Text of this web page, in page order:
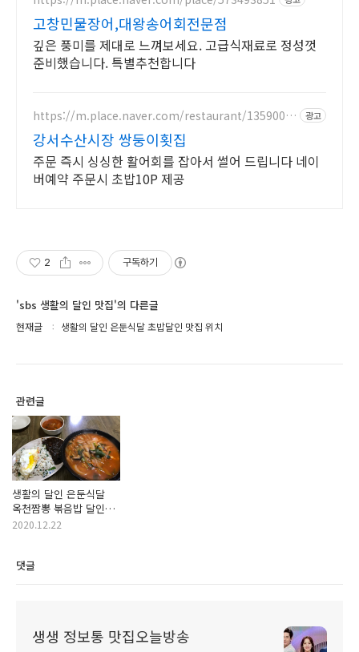
고창민물장어,대왕송어회전문점
깊은 풍미를 제대로 느껴보세요. 고급식재료로 정성껏
준비했습니다. 특별추천합니다
https://m.place.naver.com/restaurant/1359000
광고
강서수산시장 쌍둥이횟집
주문 즉시 싱싱한 활어회를 잡아서 썰어 드립니다 네이
버예약 주문시 초밥10P 제공
2 구독하기
'sbs 생활의 달인 맛집'의 다른글
현재글 생활의 달인 은둔식달 초밥달인 맛집 위치
관련글
생활의 달인 은둔식달
옥천짬뽕 볶음밥 달인
맛집 위치
2020.12.22
댓글
생생 정보통 맛집오늘방송